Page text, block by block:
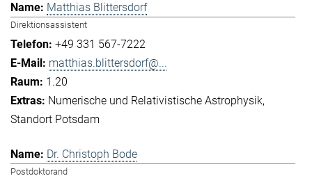
Matthias Blittersdorf
Direktionsassistent
+49 331 567-7222
matthias.blittersdorf@...
1.20
Numerische und Relativistische Astrophysik
Standort Potsdam
Dr. Christoph Bode
Postdoktorand